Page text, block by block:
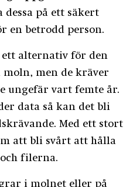
dessa på ett säkert
en betrodd person.
ett alternativ för den
men de kräver
ungefär vart femte år.
data så kan det bli
Med ett stort
att bli svårt att hålla
filerna.
i molnet eller på